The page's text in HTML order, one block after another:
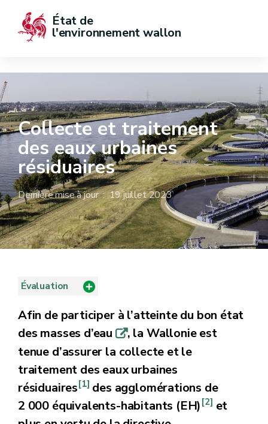
État de
l'environnement wallon
Collecte et traitement
des eaux urbaines
résiduaires
Dernière mise à jour : 19 juillet 2023
Évaluation
Afin de participer à l’atteinte du bon état
des masses d’eau q, la Wallonie est
tenue d’assurer la collecte et le
traitement des eaux urbaines
résiduaires[1] des agglomérations de
2 000 équivalents-habitants (EH) [2] et